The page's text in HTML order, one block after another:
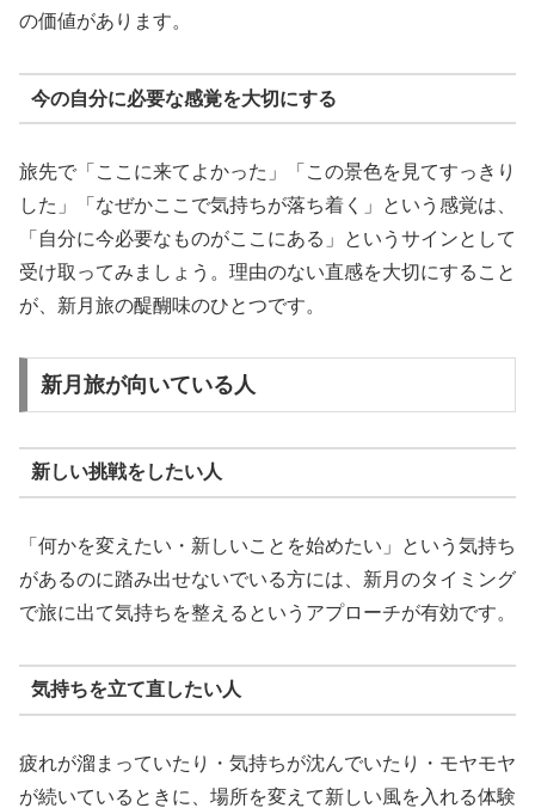
の価値があります。
今の自分に必要な感覚を大切にする
旅先で「ここに来てよかった」「この景色を見てすっきり
した」「なぜかここで気持ちが落ち着く」という感覚は、
「自分に今必要なものがここにある」というサインとして
受け取ってみましょう。理由のない直感を大切にすること
が、新月旅の醍醐味のひとつです。
新月旅が向いている人
新しい挑戦をしたい人
「何かを変えたい・新しいことを始めたい」という気持ち
があるのに踏み出せないでいる方には、新月のタイミング
で旅に出て気持ちを整えるというアプローチが有効です。
気持ちを立て直したい人
疲れが溜まっていたり・気持ちが沈んでいたり・モヤモヤ
が続いているときに、場所を変えて新しい風を入れる体験